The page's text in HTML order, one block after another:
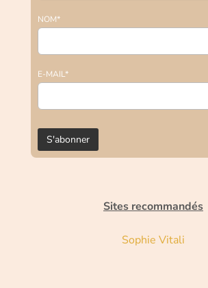
NOM*
E-MAIL*
Sites recommandés
Sophie Vitali